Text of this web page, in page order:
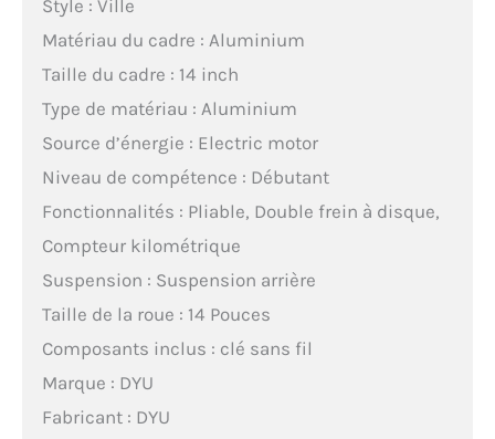
Style : Ville
Matériau du cadre : Aluminium
Taille du cadre : 14 inch
Type de matériau : Aluminium
Source d’énergie : Electric motor
Niveau de compétence : Débutant
Fonctionnalités : Pliable, Double frein à disque,
Compteur kilométrique
Suspension : Suspension arrière
Taille de la roue : 14 Pouces
Composants inclus : clé sans fil
Marque : DYU
Fabricant : DYU